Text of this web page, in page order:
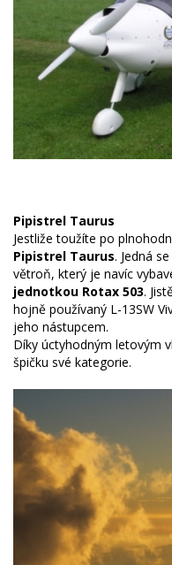
Pipistrel Taurus
Jestliže toužíte po
Pipistrel Taurus. Jedná
větroň, který je navíc
jednotkou Rotax 503.
hojně používaný L-13SW
jeho nástupcem.
Díky úctyhodným letovým
špičku své kategorie.